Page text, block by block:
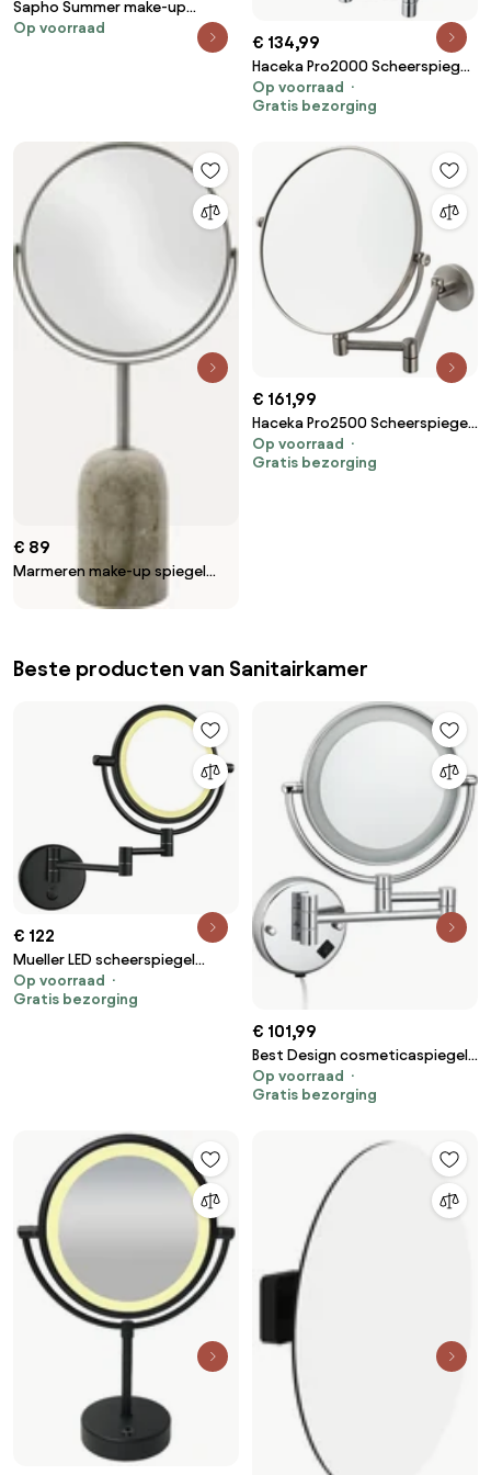
Sapho Summer make-up
spiegel wit
Op voorraad
€ 134,99
Haceka Pro2000 Scheerspiegel
chroom
Op voorraad
Gratis bezorging
€ 89
Marmeren make-up spiegel
€ 161,99
Haceka Pro2500 Scheerspiegel
RVS
Op voorraad
Gratis bezorging
Beste producten van Sanitairkamer
€ 122
Mueller LED scheerspiegel
wandmontage mat zwart
Op voorraad
Gratis bezorging
€ 101,99
Best Design cosmeticaspiegel
incl. LED verlichting 20cm
Op voorraad
Gratis bezorging